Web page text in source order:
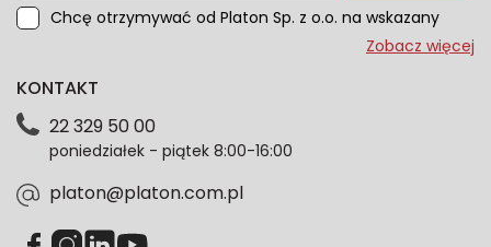
Chcę otrzymywać od Platon Sp. z o.o. na wskazany
przeze mnie adres e-mail informacje marketingowe
dotyczące danych osobowych znajdziesz w naszej
każdym czasie. Wycofanie zgody nie wpłynie na
zgodność z prawem przetwarzania dokonanego przed
Zobacz więcej
KONTAKT
22 329 50 00
poniedziałek - piątek 8:00-16:00
platon@platon.com.pl